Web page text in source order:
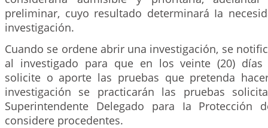
preliminar, cuyo resultado determinará Ia
investigación.
Cuando se ordene abrir una investigación, se
al investigado para que en los veinte (20) días
solicite o aporte las pruebas que pretenda
investigación se practicarán las pruebas
Superintendente Delegado para Ia Protección
considere procedentes.